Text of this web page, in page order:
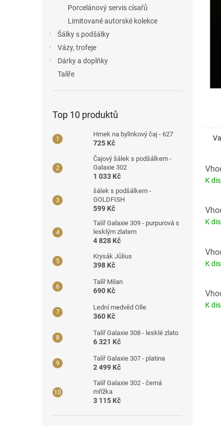
Porcelánový servis císařů
Limitované autorské kolekce
Šálky s podšálky
Vázy, trofeje
Dárky a doplňky
Talíře
Top 10 produktů
Hrnek na bylinkový čaj - 627
725 Kč
Čajový šálek s podšálkem -
Galaxie 302
1 033 Kč
šálek s podšálkem -
GOLDFISH
599 Kč
Talíř Galaxie 309 - purpurová s
lesklým zlatem
4 828 Kč
Krysák Jůlius
398 Kč
Talíř Milan
690 Kč
Lední medvěd Olle
360 Kč
Talíř Galaxie 308 - lesklé zlato
6 321 Kč
Talíř Galaxie 307 - platina
2 499 Kč
Talíř Galaxie 302 - černá
mřížka
3 115 Kč
K
K
K
K